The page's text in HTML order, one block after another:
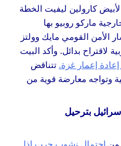
كارولين ليفيت الخطة
ماركو روبيو بها
الأمن القومي مايك وولتز
لاقتراح بدائل. وأكد البيت
إعمار غزة. تتناقض
وتواجه معارضة قوية من
بترحيل